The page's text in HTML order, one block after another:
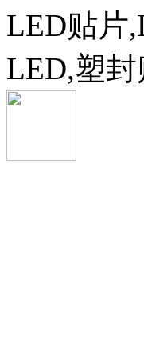
LED贴片
LED,塑